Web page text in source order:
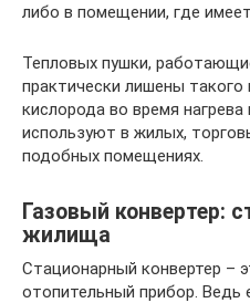
либо в помещении, где
Тепловых пушки,
практически лишены такого
кислорода во время
используют в жилых,
подобных помещениях.
Газовый конвертер:
жилища
Стационарный конвертер –
отопительный прибор. Ведь